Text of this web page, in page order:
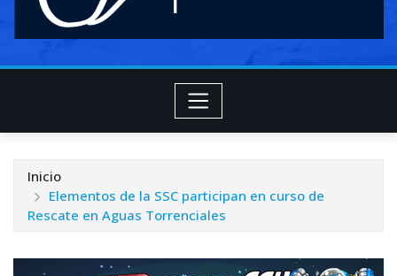
Inicio
Elementos de la SSC participan en curso de
Rescate en Aguas Torrenciales